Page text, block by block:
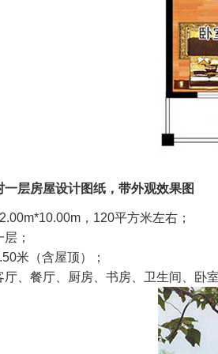
层房屋设计图纸，带外观效果图
，120平方米左右；
；
米（含屋顶）；
厅、餐厅、厨房、书房、卫生间、卧